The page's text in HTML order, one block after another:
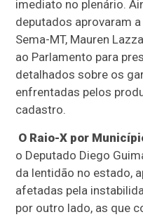
imediato no plenário.
deputados aprovaram
Sema-MT, Mauren
ao Parlamento para
detalhados sobre os
enfrentadas pelos
cadastro.
O Raio-X por
o Deputado Diego
da lentidão no estado,
afetadas pela
por outro lado, as que